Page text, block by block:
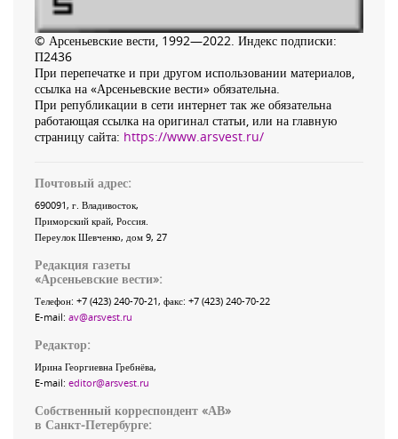
© Арсеньевские вести, 1992—2022. Индекс подписки:
П2436
При перепечатке и при другом использовании материалов,
ссылка на «Арсеньевские вести» обязательна.
При републикации в сети интернет так же обязательна
работающая ссылка на оригинал статьи, или на главную
страницу сайта: https://www.arsvest.ru/
Почтовый адрес:
690091, г. Владивосток,
Приморский край, Россия
Переулок Шевченко, дом 9, 27
Редакция газеты
«Арсеньевские вести»:
Телефон: +7 (423) 240-70-21, факс: +7 (423) 240-70-22
E-mail: av@arsvest.ru
Редактор:
Ирина Георгиевна Гребнёва,
E-mail: editor@arsvest.ru
Собственный корреспондент «АВ»
в Санкт-Петербурге: